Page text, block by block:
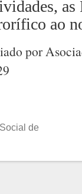
as
ao
por
de